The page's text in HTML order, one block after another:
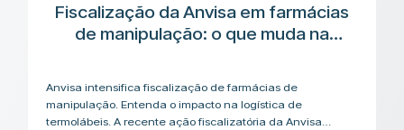
Fiscalização da Anvisa em farmácias
de manipulação: o que muda na
Anvisa intensifica fiscalização de farmácias de
manipulação. Entenda o impacto na logística de
termolábeis. A recente ação fiscalizatória da Anvisa